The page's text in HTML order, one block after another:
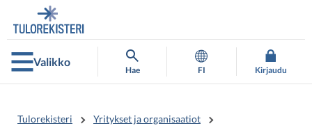
suoraan
sisältöön
koko
sivuston
hakuun
Valikko
Hae FI Kirjaudu
Tulorekisteri
Yritykset ja organisaatiot